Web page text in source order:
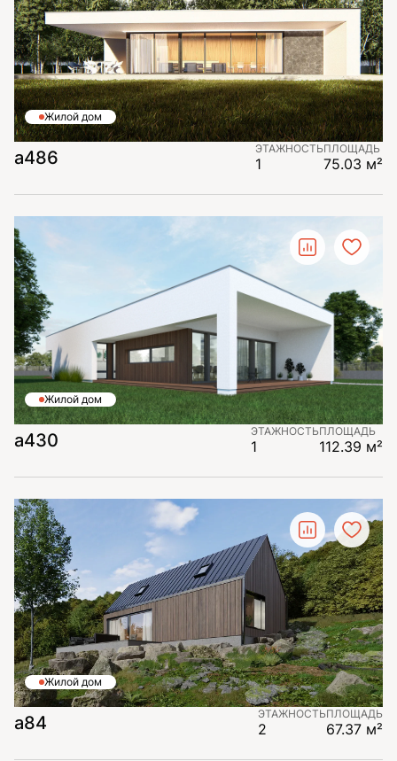
Жилой дом
а486 ЭТАЖНОСТЬ
1
ПЛОЩАДЬ
75.03 м²
Жилой дом
а430 ЭТАЖНОСТЬ
1
ПЛОЩАДЬ
112.39 м²
Жилой дом
a84 ЭТАЖНОСТЬ
2
ПЛОЩАДЬ
67.37 м²